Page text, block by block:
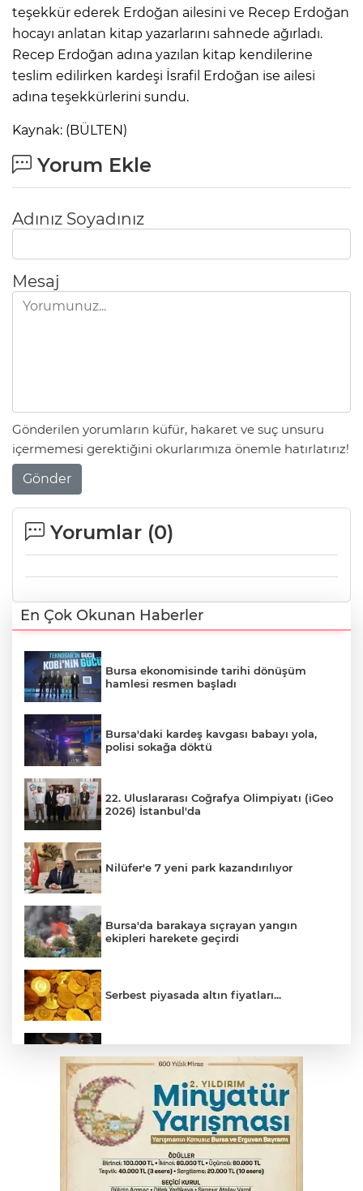
teşekkür ederek Erdoğan ailesini ve Recep Erdoğan
hocayı anlatan kitap yazarlarını sahnede ağırladı.
Recep Erdoğan adına yazılan kitap kendilerine
teslim edilirken kardeşi İsrafil Erdoğan ise ailesi
adına teşekkürlerini sundu.
Kaynak: (BÜLTEN)
Yorum Ekle
Adınız Soyadınız
Mesaj
Gönderilen yorumların küfür, hakaret ve suç unsuru
içermemesi gerektiğini okurlarımıza önemle hatırlatırız!
Gönder
Yorumlar (0)
En Çok Okunan Haberler
Bursa ekonomisinde tarihi dönüşüm
hamlesi resmen başladı
Bursa'daki kardeş kavgası babayı yola,
polisi sokağa döktü
22. Uluslararası Coğrafya Olimpiyatı (iGeo
2026) İstanbul'da
Nilüfer'e 7 yeni park kazandırılıyor
Bursa'da barakaya sıçrayan yangın
ekipleri harekete geçirdi
Serbest piyasada altın fiyatları...
Yargıtay’dan primle çalışanlara müjde
Bursa’da bugün hava nasıl olacak?
Osmangazi’de iş arayanlara destek